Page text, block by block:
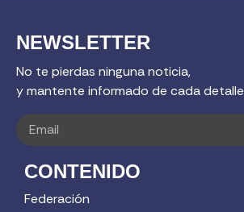
NEWSLETTER
No te pierdas ninguna noticia,
y mantente informado de cada detalle
CONTENIDO
Federación